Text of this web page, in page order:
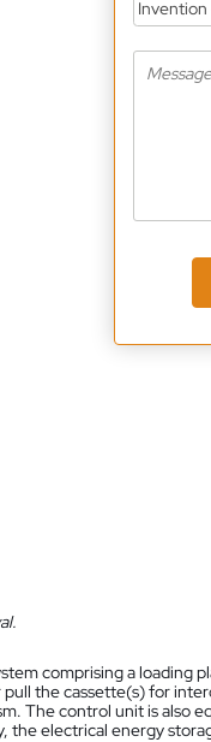
Invention
comprising a loading
the cassette(s) for
The control unit is also
electrical energy